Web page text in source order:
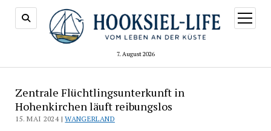
7. August 2026
Menü
öffnen
Zentrale Flüchtlingsunterkunft in
Hohenkirchen läuft reibungslos
15. MAI 2024 |WANGERLAND